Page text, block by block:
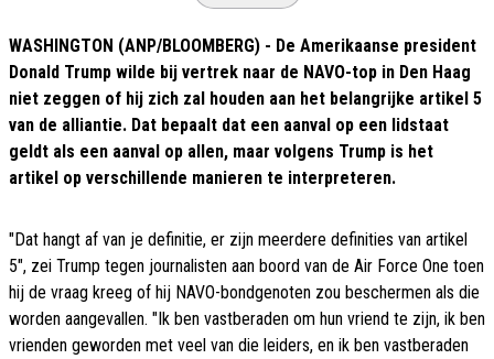
WASHINGTON (ANP/BLOOMBERG) - De Amerikaanse president
Donald Trump wilde bij vertrek naar de NAVO-top in Den Haag
niet zeggen of hij zich zal houden aan het belangrijke artikel 5
van de alliantie. Dat bepaalt dat een aanval op een lidstaat
geldt als een aanval op allen, maar volgens Trump is het
artikel op verschillende manieren te interpreteren.
"Dat hangt af van je definitie, er zijn meerdere definities van artikel
5", zei Trump tegen journalisten aan boord van de Air Force One toen
hij de vraag kreeg of hij NAVO-bondgenoten zou beschermen als die
worden aangevallen. "Ik ben vastberaden om hun vriend te zijn, ik ben
vrienden geworden met veel van die leiders, en ik ben vastberaden